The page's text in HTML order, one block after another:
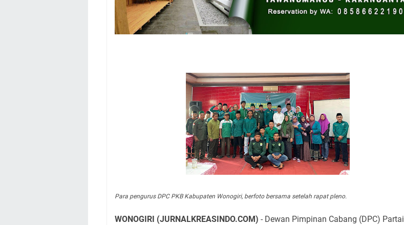
Para pengurus DPC PKB Kabupaten Wonogiri, berfoto bersama setelah rapat pleno.
WONOGIRI (JURNALKREASINDO.COM) - Dewan Pimpinan Cabang (DPC) Partai